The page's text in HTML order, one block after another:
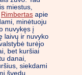
miestus,
Rimbertas apie
minėtuoju
nuvykęs į
laivų ir nuvyko
turėjo
bet kuršiai
danai,
siekdami
švedų